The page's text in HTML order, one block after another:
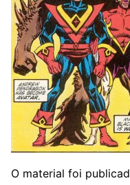
O material foi